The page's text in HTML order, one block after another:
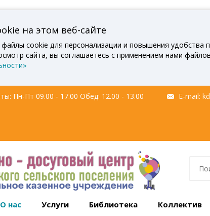
на этом веб-сайте
cookie для персонализации и повышения удобства
сайта, вы соглашаетесь с применением нами
Пн-Пт 09.00 - 17.00 Обед: 12.00 - 13.00 E-mail:
О нас Услуги Библиотека Коллектив